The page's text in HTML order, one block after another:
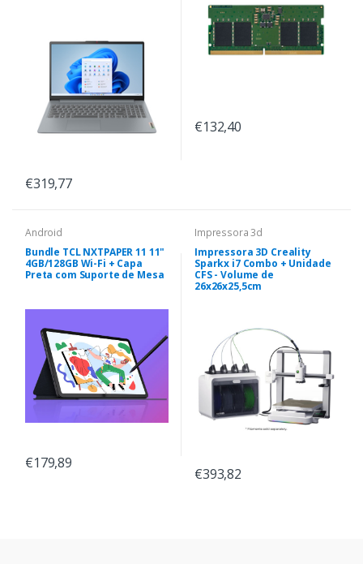
€319,77
€132,40
Android
Bundle TCL NXTPAPER 11 11"
4GB/128GB Wi-Fi + Capa
Preta com Suporte de Mesa
€179,89
Impressora 3d
Impressora 3D Creality
Sparkx i7 Combo + Unidade
CFS - Volume de
26x26x25,5cm
€393,82